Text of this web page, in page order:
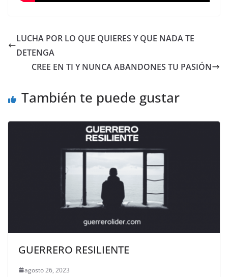
LUCHA POR LO QUE QUIERES Y QUE NADA TE
DETENGA
CREE EN TI Y NUNCA ABANDONES TU PASIÓN
También te puede gustar
GUERRERO RESILIENTE
agosto 26, 2023